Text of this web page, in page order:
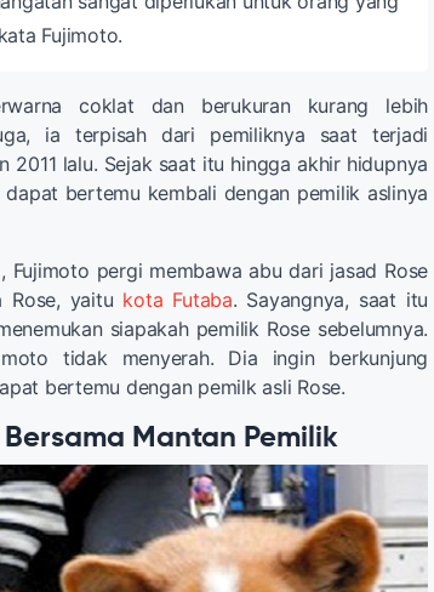
Fujimoto.
coklat dan berukuran kurang lebih
ia terpisah dari pemiliknya saat terjadi
2011 lalu. Sejak saat itu hingga akhir hidupnya
bertemu kembali dengan pemilik aslinya
pergi membawa abu dari jasad Rose
Rose, yaitu kota Futaba. Sayangnya, saat itu
siapakah pemilik Rose sebelumnya.
tidak menyerah. Dia ingin berkunjung
bertemu dengan pemilk asli Rose.
Mantan Pemilik